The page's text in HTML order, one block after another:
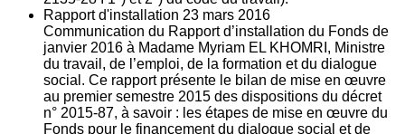
Rapport d'installation 23 mars 2016
Communication du Rapport d’installation du Fonds de
janvier 2016 à Madame Myriam EL KHOMRI, Ministre
du travail, de l’emploi, de la formation et du dialogue
social. Ce rapport présente le bilan de mise en œuvre
au premier semestre 2015 des dispositions du décret
n° 2015-87, à savoir : les étapes de mise en œuvre du
Fonds pour le financement du dialogue social et de